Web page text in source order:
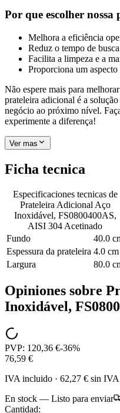
Por que escolher nossa
Melhora a eficiência
Reduz o tempo de
Facilita a limpeza e a
Proporciona um
Não espere mais para
prateleira adicional é a
negócio ao próximo nível.
experimente a diferença!
Ver mas
Ficha tecnica
Especificaciones tecnicas de
Prateleira Adicional Aço
Inoxidável, FS0800400AS,
AISI 304 Acetinado
Fundo
40.0
Espessura da prateleira 4.0 cm
Largura
80.0
Opiniones sobre
Inoxidável,
PVP: 120,36 €-36%
76,59 €
IVA incluido · 62,27 € sin IVA
En stock — Listo para enviar
Cantidad: